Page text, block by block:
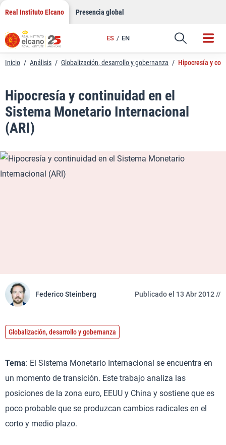
Saltar
contenido
Real Instituto Elcano Presencia global
ES EN
Enlace
Inicio / Análisis / Globalización, desarrollo y gobernanza / Hipocresía y
Hipocresía y continuidad en el
Sistema Monetario Internacional
(ARI)
Federico Steinberg Publicado el 13 Abr 2012 //
Globalización, desarrollo y gobernanza
Tema: El Sistema Monetario Internacional se encuentra en
un momento de transición. Este trabajo analiza las
posiciones de la zona euro, EEUU y China y sostiene que es
poco probable que se produzcan cambios radicales en el
corto y medio plazo.